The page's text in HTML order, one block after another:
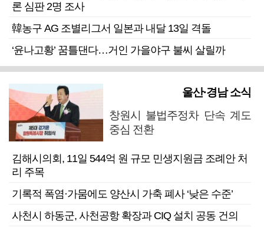
론 심판 2명 조사
韓농구 AG 조별리그서 일본과 내달 13일 격돌
‘윤나고황’ 꿈틀댄다…거인 가을야구 불씨 살릴까
울산·경남 소식
창원시 불법주정차 단속 계도
중심 전환
김해시의회, 11일 544억 원 규모 민생지원금 조례안 처
리 주목
기록적 폭염·가뭄에도 양산시 가축 폐사 ‘낮은 수준’
사천시 하동군, 사천공항 확장과 CIQ 설치 공동 건의